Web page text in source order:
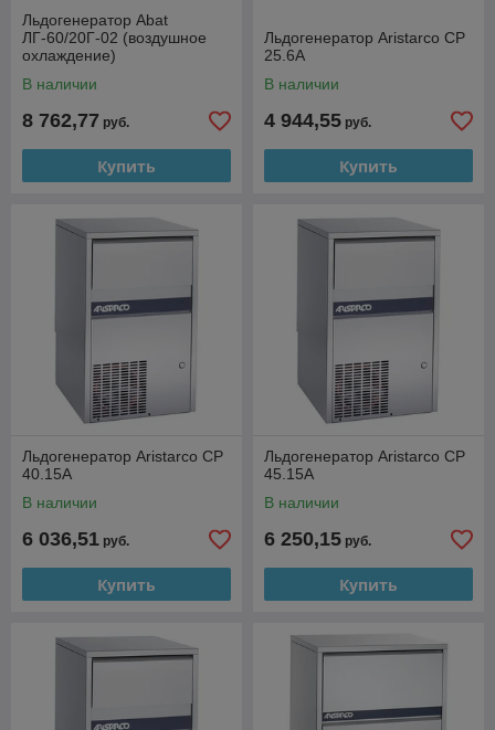
Льдогенератор Abat
ЛГ-60/20Г-02 (воздушное
охлаждение)
В наличии
8 762,77 руб.
Купить
Льдогенератор Aristarco CP
25.6A
В наличии
4 944,55 руб.
Купить
Льдогенератор Aristarco CP
40.15A
В наличии
6 036,51 руб.
Купить
Льдогенератор Aristarco CP
45.15A
В наличии
6 250,15 руб.
Купить